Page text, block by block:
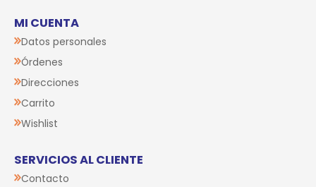
MI CUENTA
Datos personales
Órdenes
Direcciones
Carrito
Wishlist
SERVICIOS AL CLIENTE
Contacto